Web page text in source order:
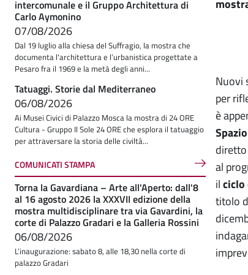
Nuovi
per
è
al
ilciclo
titolo
intercomunale e il Gruppo Architettura di
Carlo Aymonino
07/08/2026
Dal 19 luglio alla chiesa del Suffragio, la mostra che
documenta l'architettura e l’urbanistica progettate a
Pesaro fra il 1969 e la metà degli anni...
Tatuaggi. Storie dal Mediterraneo
06/08/2026
Ai Musei Civici di Palazzo Mosca la mostra di 24 ORE
Cultura - Gruppo Il Sole 24 ORE che esplora il tatuaggio
per attraversare la storia delle civiltà...
COMUNICATI STAMPA
Torna la Gavardiana – Arte all'Aperto: dall'8
al 16 agosto 2026 la XXXVII edizione della
mostra multidisciplinare tra via Gavardini, la
corte di Palazzo Gradari e la Galleria Rossini
06/08/2026
L’inaugurazione: sabato 8, alle 18,30 nella corte di
palazzo Gradari